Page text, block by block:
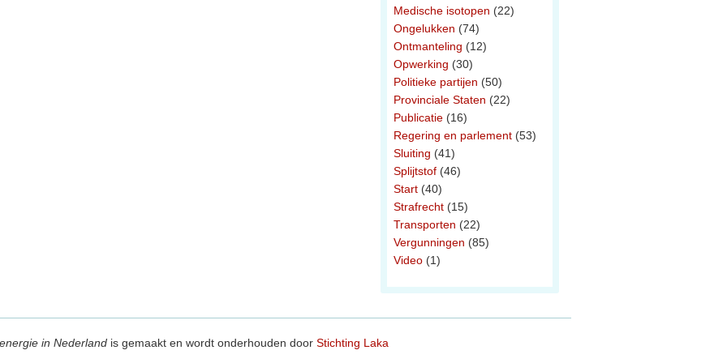
Medische isotopen (22)
Ongelukken (74)
Ontmanteling (12)
Opwerking (30)
Politieke partijen (50)
Provinciale Staten (22)
Publicatie (16)
Regering en parlement (53)
Sluiting (41)
Splijtstof (46)
Start (40)
Strafrecht (15)
Transporten (22)
Vergunningen (85)
Video (1)
in Nederland is gemaakt en wordt onderhouden door Stichting Laka